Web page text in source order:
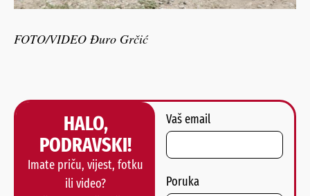
FOTO/VIDEO Đuro Grčić
HALO,
PODRAVSKI!
Imate priču, vijest, fotku
ili video?
Vaš email
Poruka